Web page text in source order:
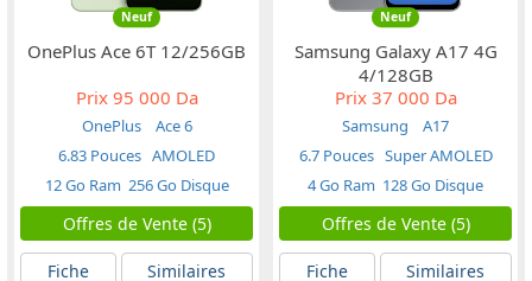
Neuf
OnePlus Ace 6T 12/256GB
Prix95 000 Da
OnePlus
Ace 6
6.83 Pouces AMOLED
12 Go Ram 256 Go Disque
Offres de Vente (5)
Fiche Similaires
Neuf
Samsung Galaxy A17 4G
4/128GB
Prix37 000 Da
Samsung
A17
6.7 Pouces Super AMOLED
4 Go Ram 128 Go Disque
Offres de Vente (5)
Fiche Similaires